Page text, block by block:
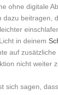
ohne digitale
dazu beitragen,
in deinem
auf zusätzliche
nicht weiter
sich sagen,